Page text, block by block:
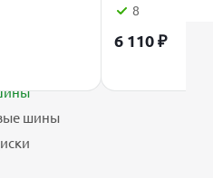
8
6 110₽
шины